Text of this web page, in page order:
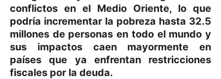
conflictos en el Medio Oriente, lo que
podría incrementar la pobreza hasta 32.5
millones de personas en todo el mundo y
sus impactos caen mayormente en
países que ya enfrentan restricciones
fiscales por la deuda.